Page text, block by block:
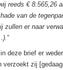
reeds € 8.565,26
van de
zullen er naar
”
deze brief er
verzoekt zij